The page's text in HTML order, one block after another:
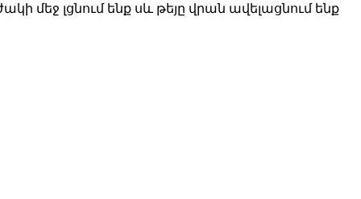
մեջ լցնում ենք սև թեյը վրան ավելացնում ենք